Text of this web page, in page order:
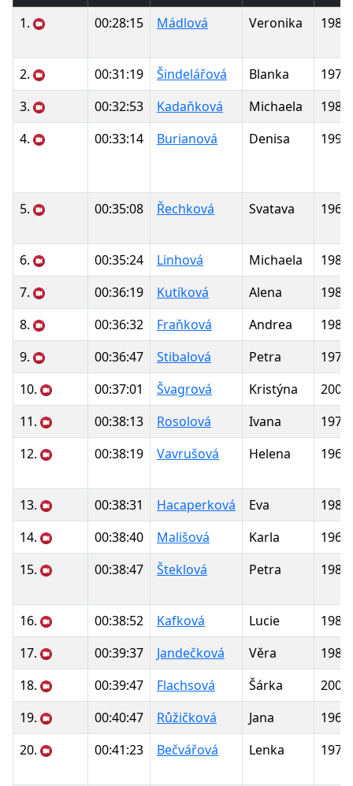
1.
00:28:15 Mádlová Veronika 1982
2. 00:31:19 Šindelářová Blanka
1972
3.
00:32:53 Kadaňková Michaela
1985
4.
00:33:14 Burianová Denisa 1993
5. 00:35:08 Řechková Svatava 1967
6. 00:35:24 Linhová Michaela
1983
7.
00:36:19 Kutíková Alena
1984
8.
00:36:32 Fraňková Andrea
1989
9.
00:36:47 Stibalová Petra
1976
10.
00:37:01 Švagrová Kristýna
2000
11.
00:38:13 Rosolová Ivana
1974
12.
00:38:19 Vavrušová Helena 1961
13. 00:38:31 Hacaperková Eva
1986
14.
00:38:40 Mališová Karla
1960
15.
00:38:47 Šteklová Petra 1981
16. 00:38:52 Kafková Lucie
1982
17.
00:39:37 Jandečková Věra
1981
18.
00:39:47 Flachsová Šárka
2002
19.
00:40:47 Růžičková Jana
1969
20.
00:41:23 Bečvářová Lenka 1973